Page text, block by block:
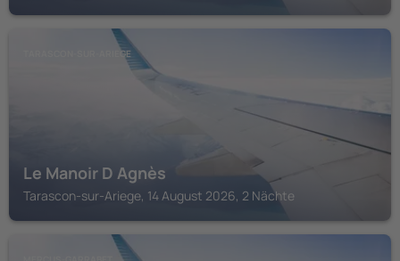
TARASCON-SUR-ARIEGE
Le Manoir D Agnès
Tarascon-sur-Ariege, 14 August 2026, 2 Nächte